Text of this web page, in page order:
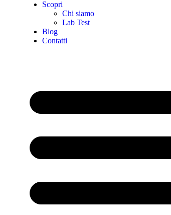
Scopri
Chi siamo
Lab Test
Blog
Contatti